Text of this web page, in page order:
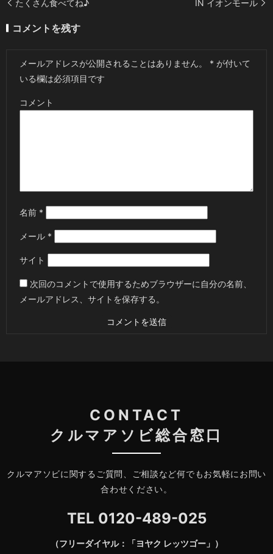
たくさん食べてね♪ IN イオンモール
コメントを残す
メールアドレスが公開されることはありません。 * が付いて
いる欄は必須項目です
コメント
名前 *
メール *
サイト
次回のコメントで使用するためブラウザーに自分の名前、
メールアドレス、サイトを保存する。
CONTACT
クルマアソビ総合窓口
クルマアソビに関するご質問、ご相談など何でもお気軽にお問い
合わせください。
TEL 0120-489-025
（フリーダイヤル：「ヨヤク レッツゴー」）